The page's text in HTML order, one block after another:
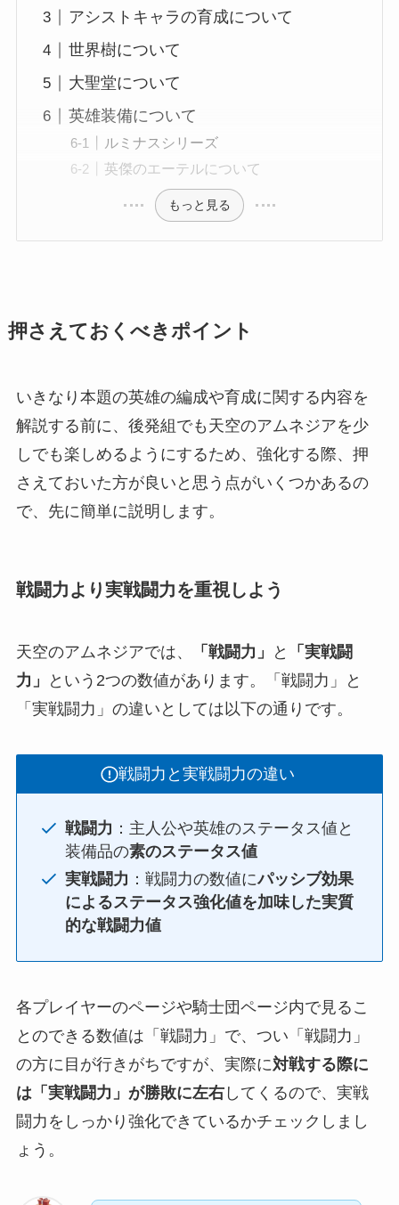
アシストキャラの育成について
世界樹について
大聖堂について
英雄装備について
ルミナスシリーズ
英傑のエーテルについて
もっと見る
押さえておくべきポイント
いきなり本題の英雄の編成や育成に関する内容を
解説する前に、後発組でも天空のアムネジアを少
しでも楽しめるようにするため、強化する際、押
さえておいた方が良いと思う点がいくつかあるの
で、先に簡単に説明します。
戦闘力より実戦闘力を重視しよう
天空のアムネジアでは、 「戦闘力」 と
「実戦闘
力」
という2つの数値があります。「戦闘力」と
「実戦闘力」の違いとしては以下の通りです。
戦闘力と実戦闘力の違い
戦闘力 ：主人公や英雄のステータス値と
装備品の素のステータス値
実戦闘力 ：戦闘力の数値にパッシブ効果
によるステータス強化値を加味した実質
的な戦闘力値
各プレイヤーのページや騎士団ページ内で見るこ
とのできる数値は「戦闘力」で、つい「戦闘力」
の方に目が行きがちですが、実際に対戦する際に
は「実戦闘力」が勝敗に左右してくるので、実戦
闘力をしっかり強化できているかチェックしまし
ょう。